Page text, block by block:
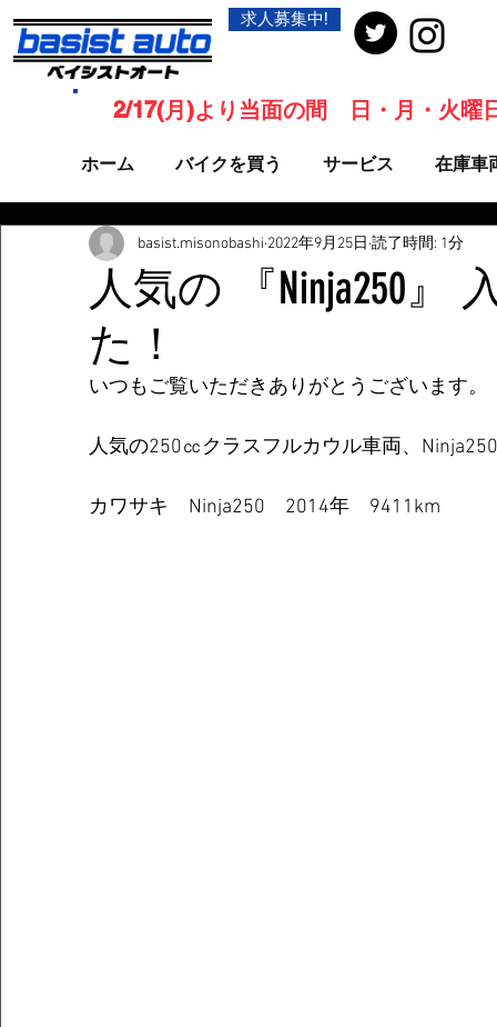
求人募集中!
ホーム バイクを買う サービス 在庫車
2/17(月)より当面の間 日・月・火曜
人気の 『Ninja250』
た！
basist.misonobashi 2022年9月25日 読了時間: 1分
いつもご覧いただきありがとうございます。
人気の250㏄クラスフルカウル車両、
カワサキ　Ninja250　2014年　9411km